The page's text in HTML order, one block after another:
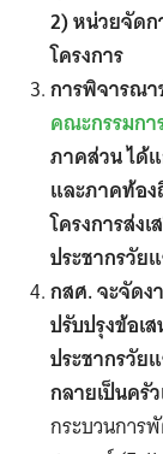
2) หน่วยจัดก
โครงการ
การพิจารณา
คณะกรรมก
ภาคส่วนได้
และภาคท้อ
โครงการส่ง
ประชากรวัย
กสศ. จะจัดง
ปรับปรุงข้อเ
ประชากรวัย
กลายเป็นครั
กระบวนการ